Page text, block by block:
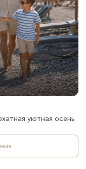
уютная осень